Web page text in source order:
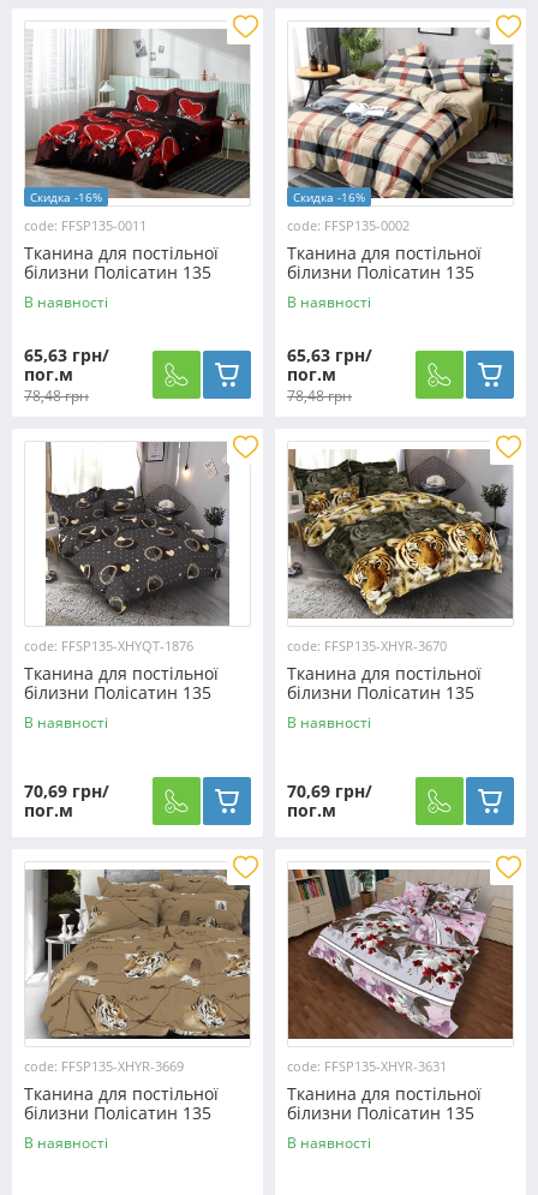
Скидка -16%
code: FFSP135-0011
Тканина для постільної
білизни Полісатин 135
SP135-0011 (60м)
В наявності
65,63 грн/
пог.м
78,48 грн
Скидка -16%
code: FFSP135-0002
Тканина для постільної
білизни Полісатин 135
SP135-0002 (60м)
В наявності
65,63 грн/
пог.м
78,48 грн
code: FFSP135-XHYQT-1876
Тканина для постільної
білизни Полісатин 135
SP135-XHYQT-1876 (60м)
В наявності
70,69 грн/
пог.м
code: FFSP135-XHYR-3670
Тканина для постільної
білизни Полісатин 135
SP135-XHYR-3670 (60м)
В наявності
70,69 грн/
пог.м
code: FFSP135-XHYR-3669
Тканина для постільної
білизни Полісатин 135
SP135-XHYR-3669 (60м)
В наявності
code: FFSP135-XHYR-3631
Тканина для постільної
білизни Полісатин 135
SP135-XHYR-3631 (60м)
В наявності